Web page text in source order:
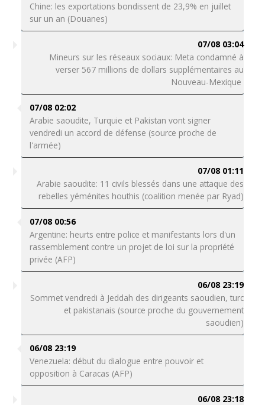
Chine: les exportations bondissent de 23,9% en juillet
sur un an (Douanes)
07/08 03:04
Mineurs sur les réseaux sociaux: Meta condamné à
verser 567 millions de dollars supplémentaires au
Nouveau-Mexique
07/08 02:02
Arabie saoudite, Turquie et Pakistan vont signer
vendredi un accord de défense (source proche de
l'armée)
07/08 01:11
Arabie saoudite: 11 civils blessés dans une attaque des
rebelles yéménites houthis (coalition menée par Ryad)
07/08 00:56
Argentine: heurts entre police et manifestants lors d'un
rassemblement contre un projet de loi sur la propriété
privée (AFP)
06/08 23:19
Sommet vendredi à Jeddah des dirigeants saoudien, turc
et pakistanais (source proche du gouvernement
saoudien)
06/08 23:19
Venezuela: début du dialogue entre pouvoir et
opposition à Caracas (AFP)
06/08 23:18